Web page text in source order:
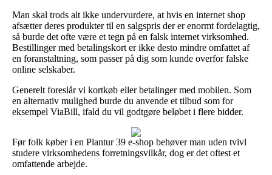
Man skal trods alt ikke undervurdere, at hvis en internet shop
afsætter deres produkter til en salgspris der er enormt fordelagtig,
så burde det ofte være et tegn på en falsk internet virksomhed.
Bestillinger med betalingskort er ikke desto mindre omfattet af
en foranstaltning, som passer på dig som kunde overfor falske
online selskaber.
Generelt foreslår vi kortkøb eller betalinger med mobilen. Som
en alternativ mulighed burde du anvende et tilbud som for
eksempel ViaBill, ifald du vil godtgøre beløbet i flere bidder.
Før folk køber i en Plantur 39 e-shop behøver man uden tvivl
studere virksomhedens forretningsvilkår, dog er det oftest et
omfattende arbejde.